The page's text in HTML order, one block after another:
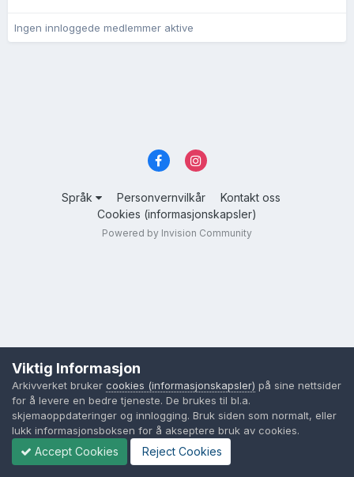
Ingen innloggede medlemmer aktive
Språk Personvernvilkår
Kontakt oss
Cookies (informasjonskapsler)
Powered by Invision Community
Viktig Informasjon
Arkivverket bruker cookies (informasjonskapsler) på sine nettsider
for å levere en bedre tjeneste. De brukes til bl.a.
skjemaoppdateringer og innlogging. Bruk siden som normalt, eller
lukk informasjonsboksen for å akseptere bruk av cookies.
Accept Cookies Reject Cookies